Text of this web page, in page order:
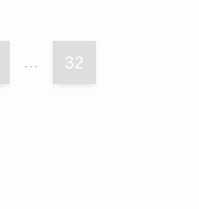
... 32